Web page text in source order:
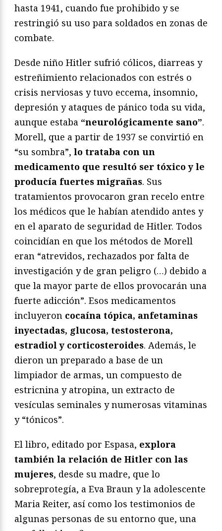
hasta 1941, cuando fue prohibido y se
restringió su uso para soldados en zonas de
combate.
Desde niño Hitler sufrió cólicos, diarreas y
estreñimiento relacionados con estrés o
crisis nerviosas y tuvo eccema, insomnio,
depresión y ataques de pánico toda su vida,
aunque estaba “neurológicamente sano”.
Morell, que a partir de 1937 se convirtió en
“su sombra”, lo trataba con un
medicamento que resultó ser tóxico y le
producía fuertes migrañas. Sus
tratamientos provocaron gran recelo entre
los médicos que le habían atendido antes y
en el aparato de seguridad de Hitler. Todos
coincidían en que los métodos de Morell
eran “atrevidos, rechazados por falta de
investigación y de gran peligro (…) debido a
que la mayor parte de ellos provocarán una
fuerte adicción”. Esos medicamentos
incluyeron cocaína tópica, anfetaminas
inyectadas, glucosa, testosterona,
estradiol y corticosteroides. Además, le
dieron un preparado a base de un
limpiador de armas, un compuesto de
estricnina y atropina, un extracto de
vesículas seminales y numerosas vitaminas
y “tónicos”.
El libro, editado por Espasa, explora
también la relación de Hitler con las
mujeres, desde su madre, que lo
sobreprotegía, a Eva Braun y la adolescente
Maria Reiter, así como los testimonios de
algunas personas de su entorno que, una